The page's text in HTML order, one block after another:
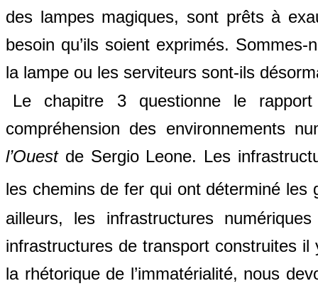
des lampes magiques, sont prêts à
besoin qu’ils soient exprimés.
la lampe ou les serviteurs sont-ils
Le chapitre 3 questionne le
compréhension des environnements
l’Ouestde Sergio Leone. Les
les chemins de fer qui ont déterminé les
ailleurs, les infrastructures
infrastructures de transport construites
la rhétorique de l’immatérialité, nous